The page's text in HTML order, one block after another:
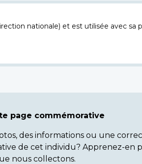
nationale) et est utilisée avec sa
page commémorative
des informations ou une
de cet individu? Apprenez-en
nous collectons.